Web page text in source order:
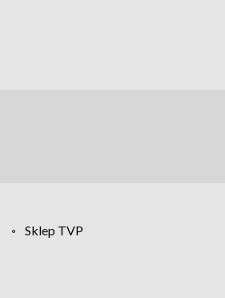
Sklep TVP